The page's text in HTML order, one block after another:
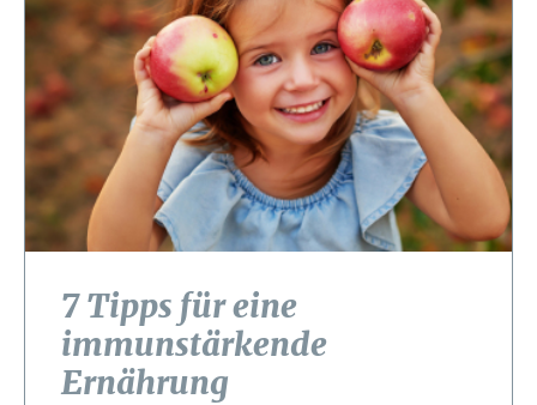
7 Tipps für eine
immunstärkende
Ernährung